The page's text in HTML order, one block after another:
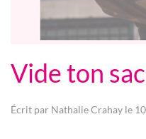
Vide ton
Écrit par Nathalie Crahay le